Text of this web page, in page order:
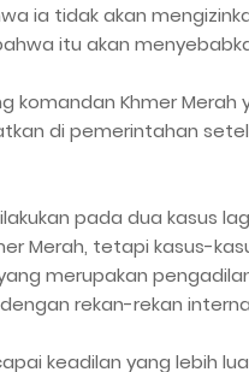
ia tidak akan
itu akan
komandan Khmer
di pemerintahan
pada dua kasus
Merah, tetapi kasus-
merupakan
rekan-rekan
keadilan yang lebih